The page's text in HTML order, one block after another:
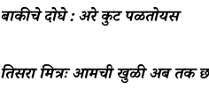
बाकीचे दोघे : अरे कुट पळतोयस
तिसरा मित्रः आमची खुळी अब तक